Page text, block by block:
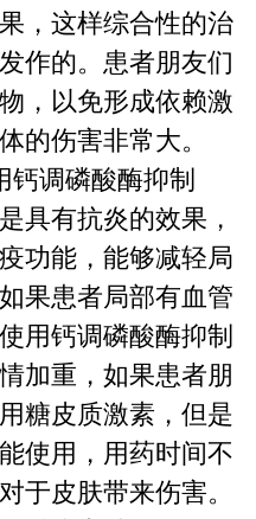
，这样综合性的治
作的。患者朋友们
，以免形成依赖激
的伤害非常大。
钙调磷酸酶抑制
具有抗炎的效果，
功能，能够减轻局
果患者局部有血管
用钙调磷酸酶抑制
加重，如果患者朋
糖皮质激素，但是
使用，用药时间不
于皮肤带来伤害。